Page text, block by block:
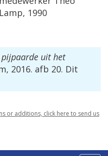
Lamp, 1990
pijpaarde uit het
2016. afb 20. Dit
or additions, click here to send us